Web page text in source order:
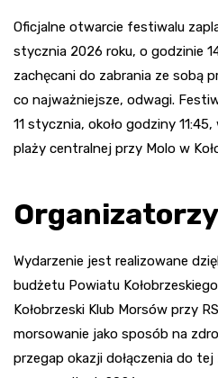
Oficjalne otwarcie festiwalu
stycznia 2026 roku, o godzinie
zachęcani do zabrania ze sobą
co najważniejsze, odwagi.
11 stycznia, około godziny
plaży centralnej przy Molo w
Wydarzenie jest realizowane
budżetu Powiatu
Kołobrzeski Klub Morsów przy
morsowanie jako sposób na
przegap okazji dołączenia do